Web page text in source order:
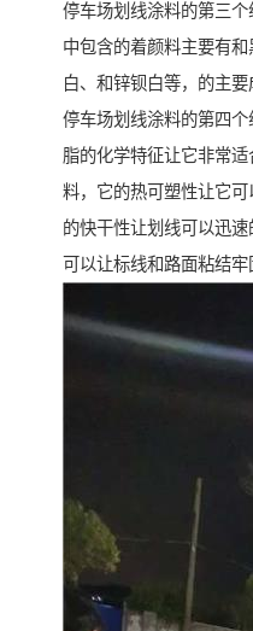
停车场划线涂料的第三
中包含的着颜料主要有
白、和锌钡白等，的主要
停车场划线涂料的第四
脂的化学特征让它非常
料，它的热可塑性让它
的快干性让划线可以迅
可以让标线和路面粘结牢